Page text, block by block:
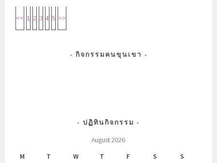
<< 1 2 3 4 5 >>
กิจกรรมคนขุนเขา
ปฏิทินกิจกรรม
August 2026
M
T W T F S S